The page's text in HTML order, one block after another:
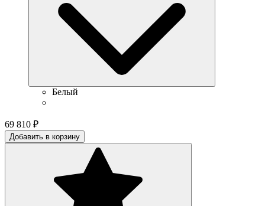
Белый
69 810 ₽
Добавить в корзину